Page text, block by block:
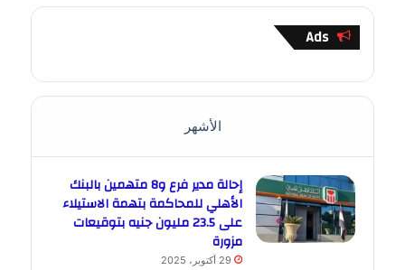
Ads
الأشهر
إحالة مدير فرع و8 متهمين بالبنك
الأهلي للمحاكمة بتهمة الاستيلاء
على 23.5 مليون جنيه بتوقيعات
مزورة
29 أكتوبر، 2025